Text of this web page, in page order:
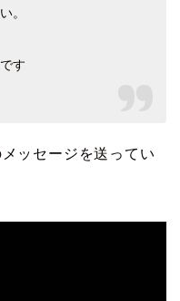
。
す
ッセージを送ってい